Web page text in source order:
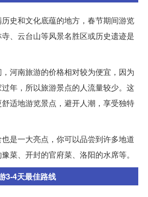
史和文化底蕴的地方，春节期间游览
、云台山等风景名胜区或历史遗迹是
河南旅游的价格相对较为便宜，因为
年，所以旅游景点的人流量较少。这
适地游览景点，避开人潮，享受独特
是一大亮点，你可以品尝到许多地道
菜、开封的官府菜、洛阳的水席等。
3-4天最佳路线